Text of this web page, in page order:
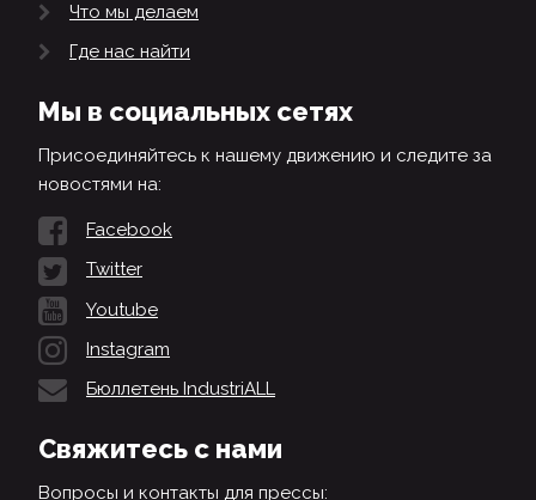
Что мы делаем
Где нас найти
Мы в социальных сетях
Присоединяйтесь к нашему движению и следите за
новостями на:
Facebook
Twitter
Youtube
Instagram
Бюллетень IndustriALL
Свяжитесь с нами
Вопросы и контакты для прессы: